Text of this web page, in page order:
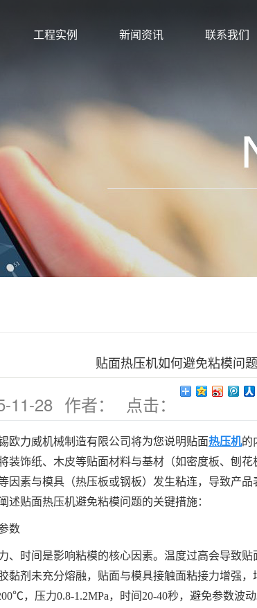
工程实例 新闻资讯 联系我们
贴面热压机如何避免粘模问题
11-28 作者： 点击：
64
欧力威机械制造有限公司将为您说明贴面热压机的
装饰纸、木皮等贴面材料与基材（如密度板、刨
因素与模具（热压板或钢板）发生粘连，导致产
述贴面热压机避免粘模问题的关键措施：
数
、时间是影响粘模的核心因素。温度过高会导致
黏剂未充分熔融，贴面与模具接触面粘接力增强
，压力0.8-1.2MPa，时间20-40秒，避免参数波